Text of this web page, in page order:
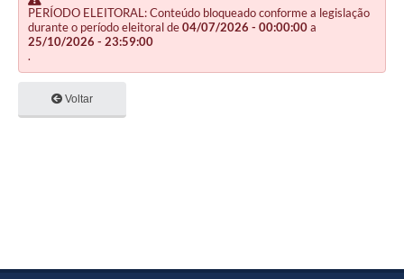
PERÍODO ELEITORAL: Conteúdo bloqueado conforme a legislação
durante o período eleitoral de04/07/2026 - 00:00:00a
25/10/2026 - 23:59:00
.
Voltar